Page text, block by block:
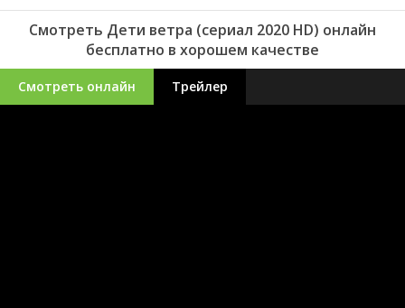
Смотреть Дети ветра (сериал 2020 HD) онлайн
бесплатно в хорошем качестве
Смотреть онлайн Трейлер